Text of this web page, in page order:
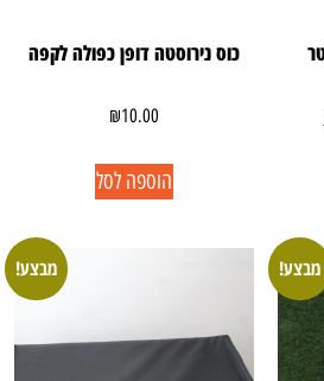
כוס נירוסטה דופן כפולה לקפה
₪10.00
הוספה לסל
מבצע! מבצע!